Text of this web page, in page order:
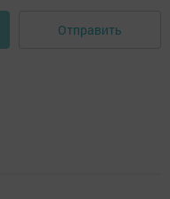
Отправить